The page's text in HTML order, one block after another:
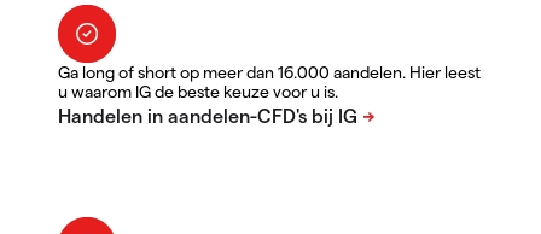
Ga long of short op meer dan 16.000 aandelen. Hier leest
u waarom IG de beste keuze voor u is.